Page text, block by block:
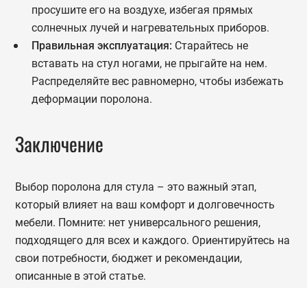
просушите его на воздухе, избегая прямых
солнечных лучей и нагревательных приборов.
Правильная эксплуатация: Старайтесь не
вставать на стул ногами, не прыгайте на нем.
Распределяйте вес равномерно, чтобы избежать
деформации поролона.
Заключение
Выбор поролона для стула – это важный этап,
который влияет на ваш комфорт и долговечность
мебели. Помните: нет универсального решения,
подходящего для всех и каждого. Ориентируйтесь на
свои потребности, бюджет и рекомендации,
описанные в этой статье.